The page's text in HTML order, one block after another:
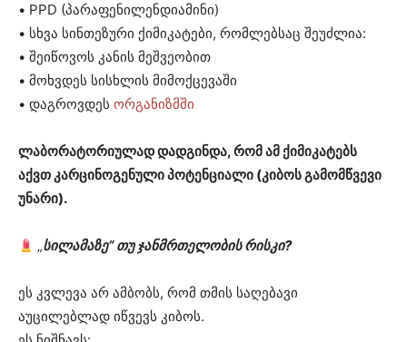
• PPD (პარაფენილენდიამინი)
• სხვა სინთეზური ქიმიკატები, რომლებსაც შეუძლია:
• შეიწოვოს კანის მეშვეობით
• მოხვდეს სისხლის მიმოქცევაში
• დაგროვდეს ორგანიზმში
ლაბორატორიულად დადგინდა, რომ ამ ქიმიკატებს
აქვთ კარცინოგენული პოტენციალი (კიბოს გამომწვევი
უნარი).
„სილამაზე“ თუ ჯანმრთელობის რისკი?
ეს კვლევა არ ამბობს, რომ თმის საღებავი
აუცილებლად იწვევს კიბოს.